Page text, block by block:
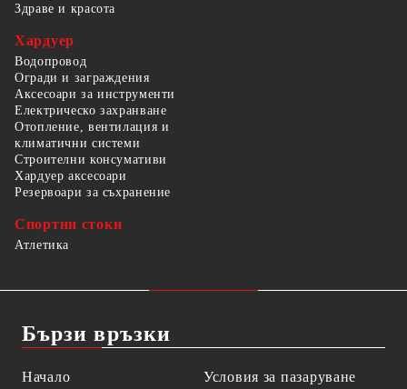
Здраве и красота
Хардуер
Водопровод
Огради и заграждения
Аксесоари за инструменти
Електрическо захранване
Отопление, вентилация и
климатични системи
Строителни консумативи
Хардуер аксесоари
Резервоари за съхранение
Спортни стоки
Атлетика
Бързи връзки
Начало
Условия за пазаруване